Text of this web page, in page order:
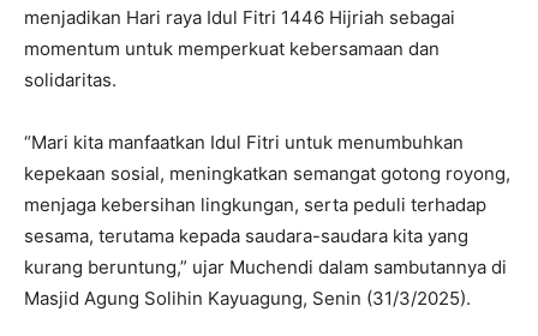
menjadikan Hari raya Idul Fitri 1446 Hijriah sebagai
momentum untuk memperkuat kebersamaan dan
solidaritas.
“Mari kita manfaatkan Idul Fitri untuk menumbuhkan
kepekaan sosial, meningkatkan semangat gotong royong,
menjaga kebersihan lingkungan, serta peduli terhadap
sesama, terutama kepada saudara-saudara kita yang
kurang beruntung,” ujar Muchendi dalam sambutannya di
Masjid Agung Solihin Kayuagung, Senin (31/3/2025).